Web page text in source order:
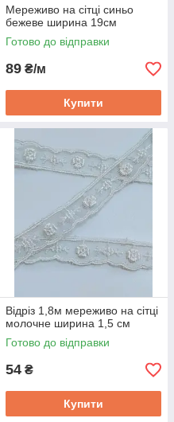
Мереживо на сітці синьо
бежеве ширина 19см
Готово до відправки
89 ₴/м
Купити
Відріз 1,8м мереживо на сітці
молочне ширина 1,5 см
Готово до відправки
54 ₴
Купити